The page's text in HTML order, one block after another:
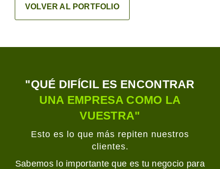
VOLVER AL PORTFOLIO
"QUÉ DIFÍCIL ES ENCONTRAR
UNA EMPRESA COMO LA
VUESTRA"
Esto es lo que más repiten nuestros
clientes.
Sabemos lo importante que es tu negocio para